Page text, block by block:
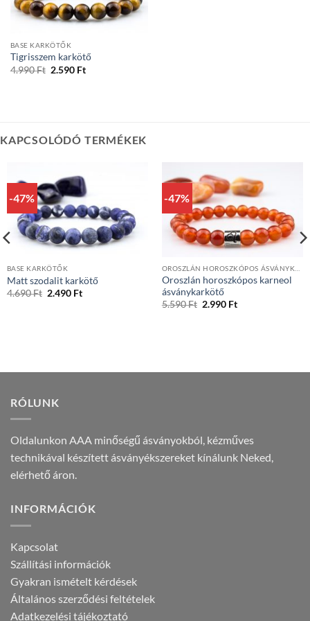
BASE KARKÖTŐK
Tigrisszem karkötő
4.990Ft Original
2.590 FtCurrent
KAPCSOLÓDÓ TERMÉKEK
-47%
BASE KARKÖTŐK
Matt szodalit karkötő
4.690Ft Original
2.490 FtCurrent
-47%
Oroszlán horoszkópos karneol
ásványkarkötő
5.590Ft Original
2.990 FtCurrent
RÓLUNK
Oldalunkon AAA minőségű ásványokból, kézműves
technikával készített ásványékszereket kínálunk Neked,
elérhető áron.
INFORMÁCIÓK
Kapcsolat
Szállítási információk
Gyakran ismételt kérdések
Általános szerződési feltételek
Adatkezelési tájékoztató